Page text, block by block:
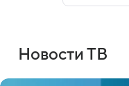
Новости ТВ